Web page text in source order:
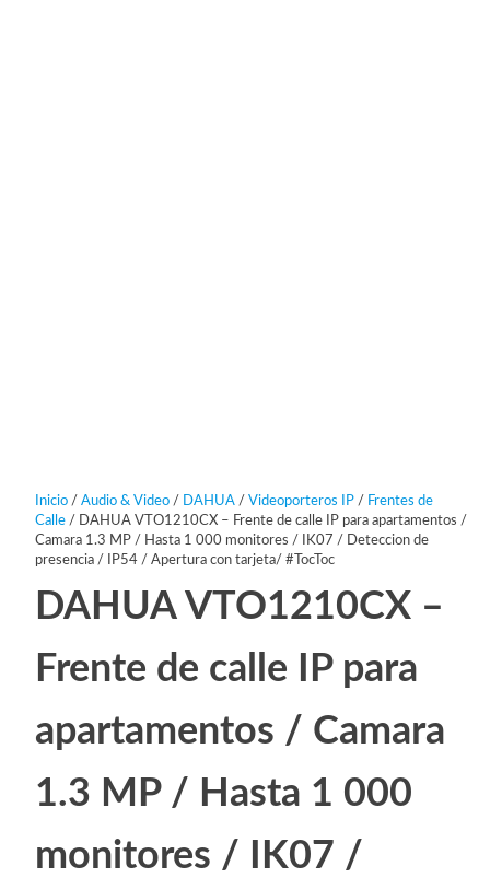
Inicio/ Audio & Video/ DAHUA/ Videoporteros IP/ Frentes de
Calle/ DAHUA VTO1210CX – Frente de calle IP para apartamentos /
Camara 1.3 MP / Hasta 1 000 monitores / IK07 / Deteccion de
presencia / IP54 / Apertura con tarjeta/ #TocToc
DAHUA VTO1210CX –
Frente de calle IP para
apartamentos / Camara
1.3 MP / Hasta 1 000
monitores / IK07 /